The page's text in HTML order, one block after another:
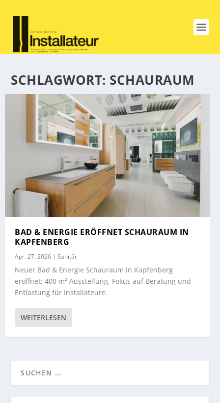
SCHLAGWORT: SCHAURAUM
BAD & ENERGIE ERÖFFNET SCHAURAUM IN
KAPFENBERG
Apr. 27, 2026 |Sanitär
Neuer Bad & Energie Schauraum in Kapfenberg
eröffnet: 400 m² Ausstellung, Fokus auf Beratung und
Entlastung für Installateure.
WEITERLESEN